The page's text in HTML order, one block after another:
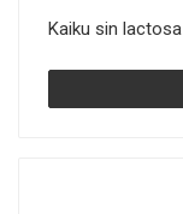
Kaiku sin lactosa